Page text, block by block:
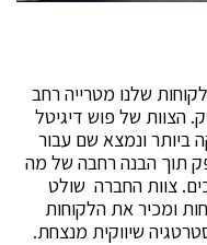
שלנו מטרייה רחב
הצוות של פוש דיגיטל
ביותר ונמצא שם עבור
תוך הבנה רחבה של מה
צוות החברה שולט
ומכיר את הלקוחות
שיווקית מנצחת.